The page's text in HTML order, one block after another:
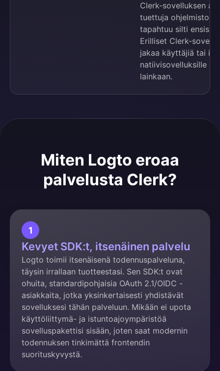
Clerk-sovelluksen
tuettuja
tapahtuu silti
Erilliset Clerk-
jakaa käyttäjiä tai
natiivisovelluksille
lainkaan.
Miten Logto eroaa
palvelusta Clerk?
1
Kevyet SDK:t, itsenäinen palvelu
Logto toimii itsenäisenä todennuspalveluna,
täysin irrallaan tuotteestasi. Sen SDK:t ovat
ohuita, standardipohjaisia OAuth 2.1/OIDC -
asiakkaita, jotka yksinkertaisesti yhdistävät
sovelluksesi tähän palveluun. Mikään ei upota
käyttöliittymä- ja istuntoajoympäristöä
sovelluspakettisi sisään, joten saat modernin
todennuksen tinkimättä frontendin
suorituskyvystä.